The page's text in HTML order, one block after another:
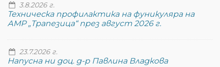
3.8.2026 г.
Техническа профилактика на фуникуляра на
АМР „Трапезица“ през август 2026 г.
23.7.2026 г.
Напусна ни доц. д-р Павлина Владкова